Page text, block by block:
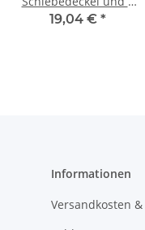
Fächern, 32 × 21 × 6 cm
19,04 € *
Informationen
Versandkosten